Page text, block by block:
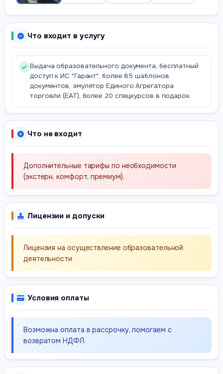
Что входит в услугу
Выдача образовательного документа, бесплатный
доступ к ИС "Гарант", более 85 шаблонов
документов, эмулятор Единого Агрегатора
торговли (ЕАТ), более 20 спецкурсов в подарок.
Что не входит
Дополнительные тарифы по необходимости
(экстерн, комфорт, премиум).
Лицензии и допуски
Лицензия на осуществление образовательной
деятельности
Условия оплаты
Возможна оплата в рассрочку, помогаем с
возвратом НДФЛ.